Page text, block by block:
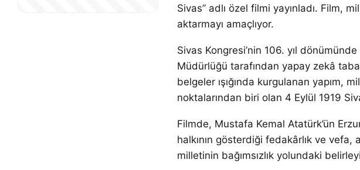
Sivas” adlı özel filmi yayınladı. Film,
aktarmayı amaçlıyor.
Sivas Kongresi’nin 106. yıl
Müdürlüğü tarafından yapay zekâ
belgeler ışığında kurgulanan yapım,
noktalarından biri olan 4 Eylül 1919
Filmde, Mustafa Kemal Atatürk’ün
halkının gösterdiği fedakârlık ve vefa,
milletinin bağımsızlık yolundaki